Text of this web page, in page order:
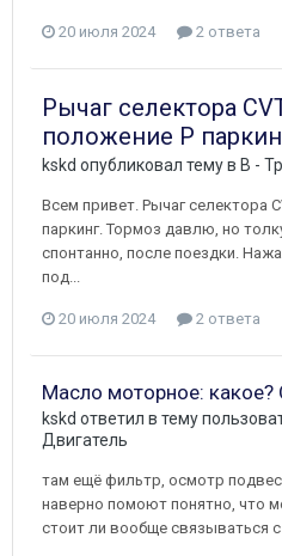
20 июля 2024 2 ответа
Рычаг селектора
положение P
kskd опубликовал тему в B -
Всем привет. Рычаг селектора
паркинг. Тормоз давлю, но
спонтанно, после поездки.
под...
20 июля 2024 2 ответа
Масло моторное:
kskd ответил в тему
Двигатель
там ещё фильтр, осмотр
наверно помоют понятно, что
стоит ли вообще связываться с